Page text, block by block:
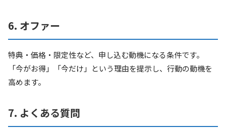
6. オファー
特典・価格・限定性など、申し込む動機になる条件です。
「今がお得」「今だけ」という理由を提示し、行動の動機を
高めます。
7. よくある質問